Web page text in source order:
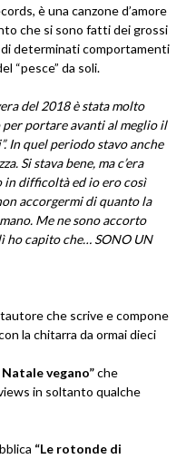
è una canzone d’amore
che si sono fatti dei grossi
di determinati comportamenti
“pesce” da soli.
del 2018 è stata molto
portare avanti al meglio il
In quel periodo stavo anche
Si stava bene, ma c’era
in difficoltà ed io ero così
accorgermi di quanto la
Me ne sono accorto
ho capito che… SONO UN
che scrive e compone
la chitarra da ormai dieci
Natale vegano”che
in soltanto qualche
“Le rotonde di